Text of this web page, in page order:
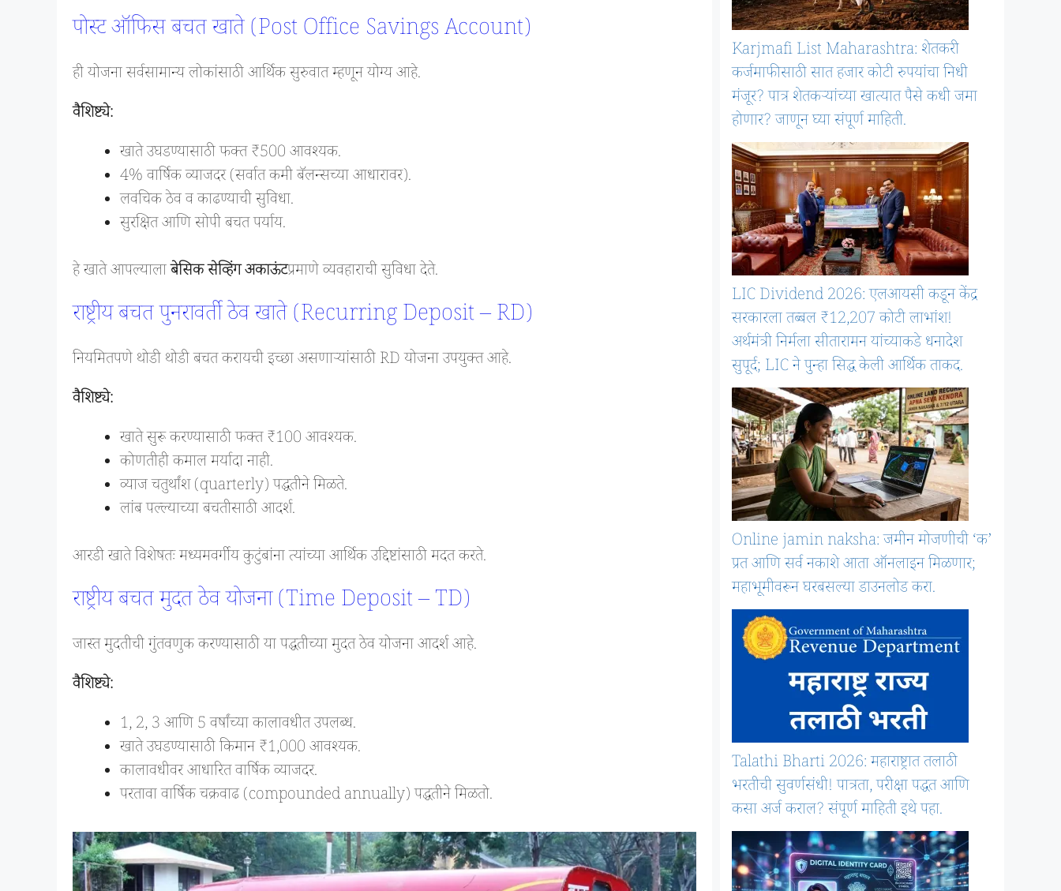
पोस्ट ऑफिस बचत खाते (Post Office Savings Account)
ही योजना सर्वसामान्य लोकांसाठी आर्थिक सुरुवात म्हणून योग्य आहे.
वैशिष्ट्ये:
खाते उघडण्यासाठी फक्त ₹500 आवश्यक.
4% वार्षिक व्याजदर (सर्वात कमी बॅलन्सच्या आधारावर).
लवचिक ठेव व काढण्याची सुविधा.
सुरक्षित आणि सोपी बचत पर्याय.
हे खाते आपल्यालाबेसिक सेव्हिंग अकाऊंटप्रमाणे व्यवहाराची सुविधा देते.
राष्ट्रीय बचत पुनरावर्ती ठेव खाते (Recurring Deposit – RD)
नियमितपणे थोडी थोडी बचत करायची इच्छा असणाऱ्यांसाठी RD योजना उपयुक्त आहे.
वैशिष्ट्ये:
खाते सुरू करण्यासाठी फक्त ₹100 आवश्यक.
कोणतीही कमाल मर्यादा नाही.
व्याज चतुर्थांश (quarterly) पद्धतीने मिळते.
लांब पल्ल्याच्या बचतीसाठी आदर्श.
आरडी खाते विशेषतः मध्यमवर्गीय कुटुंबांना त्यांच्या आर्थिक उद्दिष्टांसाठी मदत करते.
राष्ट्रीय बचत मुदत ठेव योजना (Time Deposit – TD)
जास्त मुदतीची गुंतवणुक करण्यासाठी या पद्धतीच्या मुदत ठेव योजना आदर्श आहे.
वैशिष्ट्ये:
1, 2, 3 आणि 5 वर्षांच्या कालावधीत उपलब्ध.
खाते उघडण्यासाठी किमान ₹1,000 आवश्यक.
कालावधीवर आधारित वार्षिक व्याजदर.
परतावा वार्षिक चक्रवाढ (compounded annually) पद्धतीने मिळतो.
Karjmafi List Maharashtra: शेतकरी
कर्जमाफीसाठी सात हजार कोटी रुपयांचा निधी
मंजूर? पात्र शेतकऱ्यांच्या खात्यात पैसे कधी जमा
होणार? जाणून घ्या संपूर्ण माहिती.
LIC Dividend 2026: एलआयसी कडून केंद्र
सरकारला तब्बल ₹12,207 कोटी लाभांश!
अर्थमंत्री निर्मला सीतारामन यांच्याकडे धनादेश
सुपूर्द; LIC ने पुन्हा सिद्ध केली आर्थिक ताकद.
Online jamin naksha: जमीन मोजणीची ‘क’
प्रत आणि सर्व नकाशे आता ऑनलाइन मिळणार;
महाभूमीवरून घरबसल्या डाउनलोड करा.
Talathi Bharti 2026: महाराष्ट्रात तलाठी
भरतीची सुवर्णसंधी! पात्रता, परीक्षा पद्धत आणि
कसा अर्ज कराल? संपूर्ण माहिती इथे पहा.